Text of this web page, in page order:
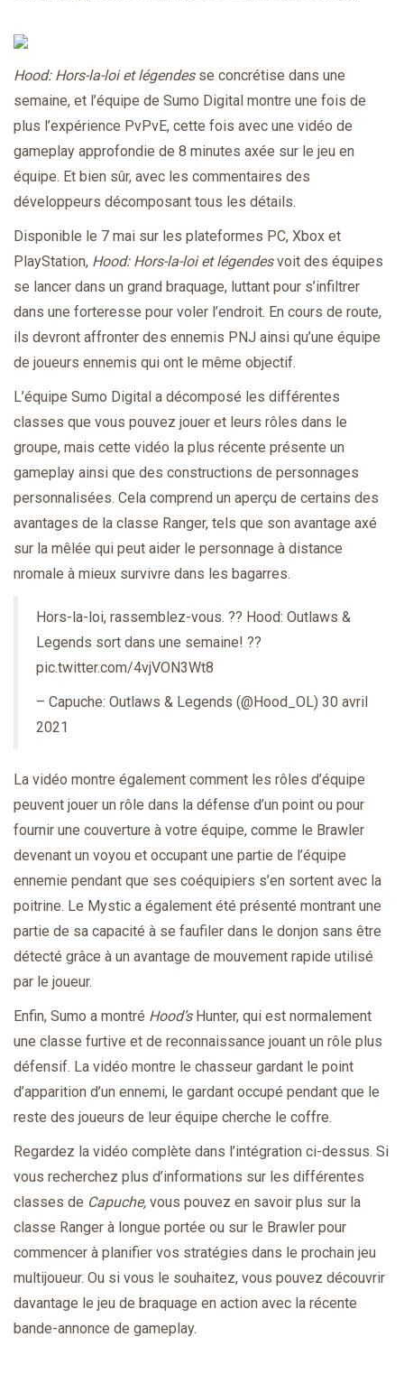
Hood: Hors-la-loi et légendesse concrétise dans une
semaine, et l’équipe de Sumo Digital montre une fois de
plus l’expérience PvPvE, cette fois avec une vidéo de
gameplay approfondie de 8 minutes axée sur le jeu en
équipe. Et bien sûr, avec les commentaires des
développeurs décomposant tous les détails.
Disponible le 7 mai sur les plateformes PC, Xbox et
PlayStation, Hood: Hors-la-loi et légendesvoit des équipes
se lancer dans un grand braquage, luttant pour s’infiltrer
dans une forteresse pour voler l’endroit. En cours de route,
ils devront affronter des ennemis PNJ ainsi qu’une équipe
de joueurs ennemis qui ont le même objectif.
L’équipe Sumo Digital a décomposé les différentes
classes que vous pouvez jouer et leurs rôles dans le
groupe, mais cette vidéo la plus récente présente un
gameplay ainsi que des constructions de personnages
personnalisées. Cela comprend un aperçu de certains des
avantages de la classe Ranger, tels que son avantage axé
sur la mêlée qui peut aider le personnage à distance
nromale à mieux survivre dans les bagarres.
Hors-la-loi, rassemblez-vous. ?? Hood: Outlaws &
Legends sort dans une semaine! ??
pic.twitter.com/4vjVON3Wt8
– Capuche: Outlaws & Legends (@Hood_OL) 30 avril
2021
La vidéo montre également comment les rôles d’équipe
peuvent jouer un rôle dans la défense d’un point ou pour
fournir une couverture à votre équipe, comme le Brawler
devenant un voyou et occupant une partie de l’équipe
ennemie pendant que ses coéquipiers s’en sortent avec la
poitrine. Le Mystic a également été présenté montrant une
partie de sa capacité à se faufiler dans le donjon sans être
détecté grâce à un avantage de mouvement rapide utilisé
par le joueur.
Enfin, Sumo a montré Hood’sHunter, qui est normalement
une classe furtive et de reconnaissance jouant un rôle plus
défensif. La vidéo montre le chasseur gardant le point
d’apparition d’un ennemi, le gardant occupé pendant que le
reste des joueurs de leur équipe cherche le coffre.
Regardez la vidéo complète dans l’intégration ci-dessus. Si
vous recherchez plus d’informations sur les différentes
classes de Capuche, vous pouvez en savoir plus sur la
classe Ranger à longue portée ou sur le Brawler pour
commencer à planifier vos stratégies dans le prochain jeu
multijoueur. Ou si vous le souhaitez, vous pouvez découvrir
davantage le jeu de braquage en action avec la récente
bande-annonce de gameplay.